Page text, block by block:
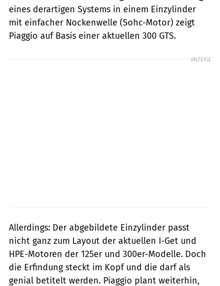
eines derartigen Systems in einem Einzylinder
mit einfacher Nockenwelle (Sohc-Motor) zeigt
Piaggio auf Basis einer aktuellen 300 GTS.
ANZEIGE
Allerdings: Der abgebildete Einzylinder passt
nicht ganz zum Layout der aktuellen I-Get und
HPE-Motoren der 125er und 300er-Modelle. Doch
die Erfindung steckt im Kopf und die darf als
genial betitelt werden. Piaggio plant weiterhin,